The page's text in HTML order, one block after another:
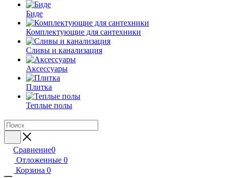
Биде
Комплектующие для сантехники
Сливы и канализация
Аксессуары
Плитка
Теплые полы
Сравнение0
Отложенные 0
Корзина 0